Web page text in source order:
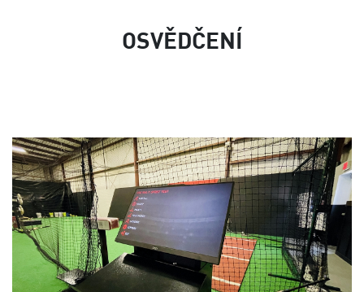
OSVĚDČENÍ